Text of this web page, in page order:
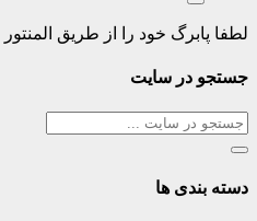
لطفا پابرگ خود را از طریق المنتور
جستجو در سایت
دسته بندی ها